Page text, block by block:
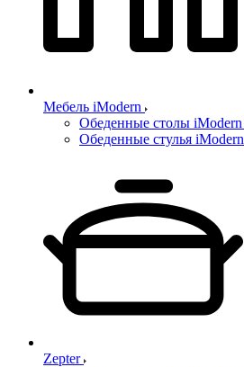
Мебель iModern
Обеденные столы iModern
Обеденные стулья iModern
Zepter